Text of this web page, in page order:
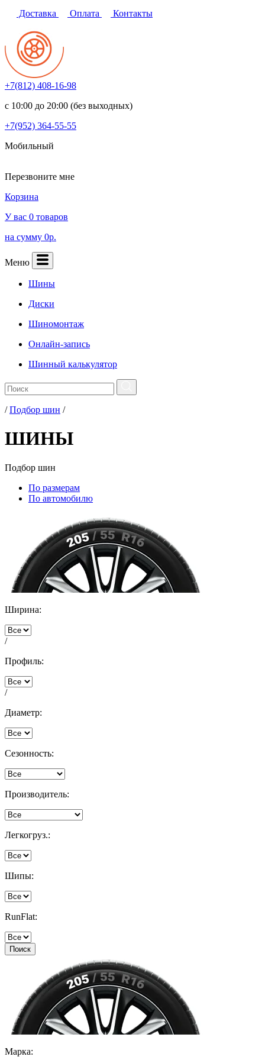
Доставка Оплата Контакты
+7(812) 408-16-98
с 10:00 до 20:00 (без выходных)
+7(952) 364-55-55
Мобильный
Перезвоните мне
Корзина
У вас 0 товаров
на сумму 0р.
Меню
Шины
Диски
Шиномонтаж
Онлайн-запись
Шинный калькулятор
/Подбор шин /
ШИНЫ
Подбор шин
По размерам
По автомобилю
Ширина:
/
Профиль:
/
Диаметр:
Сезонность:
Производитель:
Легкогруз.:
Шипы:
RunFlat:
Поиск
Марка: